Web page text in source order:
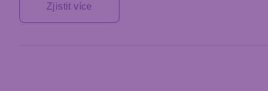
Zjistit více